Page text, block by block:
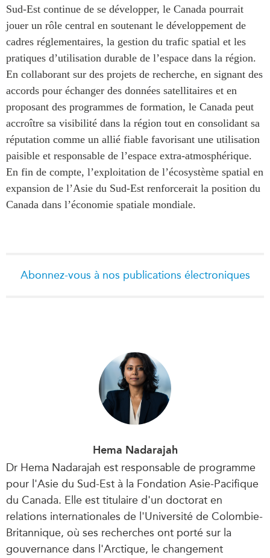
Sud-Est continue de se développer, le Canada pourrait
jouer un rôle central en soutenant le développement de
cadres réglementaires, la gestion du trafic spatial et les
pratiques d’utilisation durable de l’espace dans la région.
En collaborant sur des projets de recherche, en signant des
accords pour échanger des données satellitaires et en
proposant des programmes de formation, le Canada peut
accroître sa visibilité dans la région tout en consolidant sa
réputation comme un allié fiable favorisant une utilisation
paisible et responsable de l’espace extra-atmosphérique.
En fin de compte, l’exploitation de l’écosystème spatial en
expansion de l’Asie du Sud-Est renforcerait la position du
Canada dans l’économie spatiale mondiale.
Abonnez-vous à nos publications électroniques
Hema Nadarajah
Dr Hema Nadarajah est responsable de programme
pour l'Asie du Sud-Est à la Fondation Asie-Pacifique
du Canada. Elle est titulaire d'un doctorat en
relations internationales de l'Université de Colombie-
Britannique, où ses recherches ont porté sur la
gouvernance dans l'Arctique, le changement